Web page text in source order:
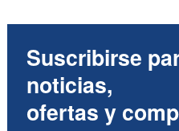
Suscribirse
noticias,
ofertas y